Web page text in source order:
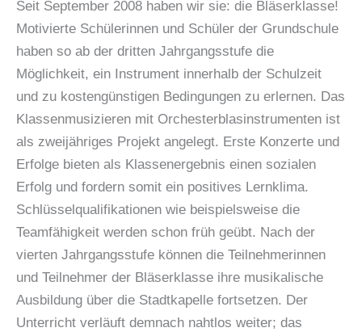
Seit September 2008 haben wir sie: die Bläserklasse!
Motivierte Schülerinnen und Schüler der Grundschule
haben so ab der dritten Jahrgangsstufe die
Möglichkeit, ein Instrument innerhalb der Schulzeit
und zu kostengünstigen Bedingungen zu erlernen. Das
Klassenmusizieren mit Orchesterblasinstrumenten ist
als zweijähriges Projekt angelegt. Erste Konzerte und
Erfolge bieten als Klassenergebnis einen sozialen
Erfolg und fordern somit ein positives Lernklima.
Schlüsselqualifikationen wie beispielsweise die
Teamfähigkeit werden schon früh geübt. Nach der
vierten Jahrgangsstufe können die Teilnehmerinnen
und Teilnehmer der Bläserklasse ihre musikalische
Ausbildung über die Stadtkapelle fortsetzen. Der
Unterricht verläuft demnach nahtlos weiter; das